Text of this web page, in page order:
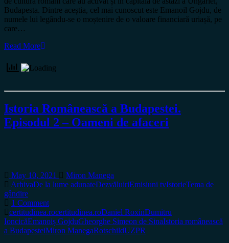
Budapesta. Dintre aceștia, cel mai cunoscut este Emanoil Gojdu, de
numele lui legându-se o moștenire de o valoare financiară uriașă, pe
care…
Read More
Istoria Românească a Budapestei.
Episodul 2 – Oameni de afaceri
May 10, 2021
Miron Manega
ArhivaDe la lume adunateDezvăluiriEmisiuni tvIstorieTema de
gândire
1 Comment
certitudinea.rocertitudinea.roDaniel RoxinDumitru
IoncicăEmanoiș GojduGheorghe Simeon de SinaIstoria românească
a BudapesteiMiron ManegaRotschildUZPR